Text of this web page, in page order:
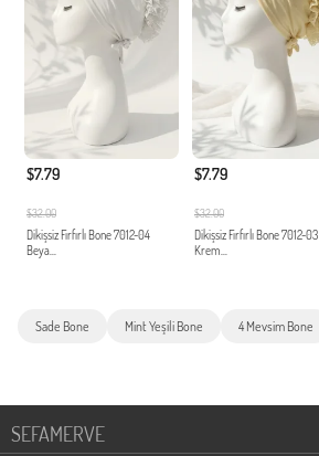
$7.79
$32.00
Dikişsiz Fırfırlı Bone 7012-04
Beya...
$7.79
$32.00
Dikişsiz Fırfırlı Bone 7012-03
Krem...
Sade Bone Mint Yeşili Bone 4 Mevsim Bone
SEFAMERVE